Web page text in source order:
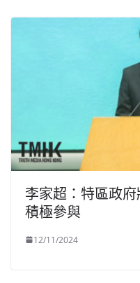
李家超：特區政
積極參與
12/11/2024